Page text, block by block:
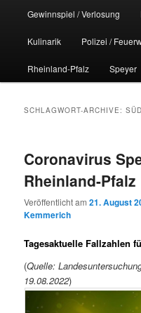
Gewinnspiel / Verlosung
Kulinarik Polizei /
Rheinland-Pfalz Speyer
SCHLAGWORT-ARCHIVE:
Coronavirus
Rheinland-Pfalz
Veröffentlicht am21. August
Kemmerich
Tagesaktuelle Fallzahlen
(Quelle:
19.08.2022)